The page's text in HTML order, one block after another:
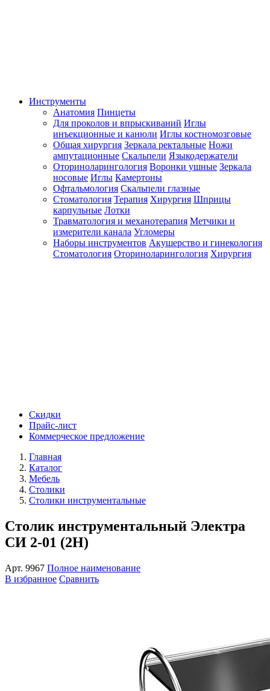
Инструменты
Анатомия Пинцеты
Для проколов и впрыскиваний Иглы
инъекционные и канюли Иглы костномозговые
Общая хирургия Зеркала ректальные Ножи
ампутационные Скальпели Языкодержатели
Оториноларингология Воронки ушные Зеркала
носовые Иглы Камертоны
Офтальмология Скальпели глазные
Стоматология Терапия Хирургия Шприцы
карпульные Лотки
Травматология и механотерапия Метчики и
измерители канала Угломеры
Наборы инструментов Акушерство и гинекология
Стоматология Оториноларингология Хирургия
Скидки
Прайс-лист
Коммерческое предложение
Главная
Каталог
Мебель
Столики
Столики инструментальные
Столик инструментальный Электра
СИ 2-01 (2Н)
Арт. 9967 Полное наименование
В избранное Сравнить